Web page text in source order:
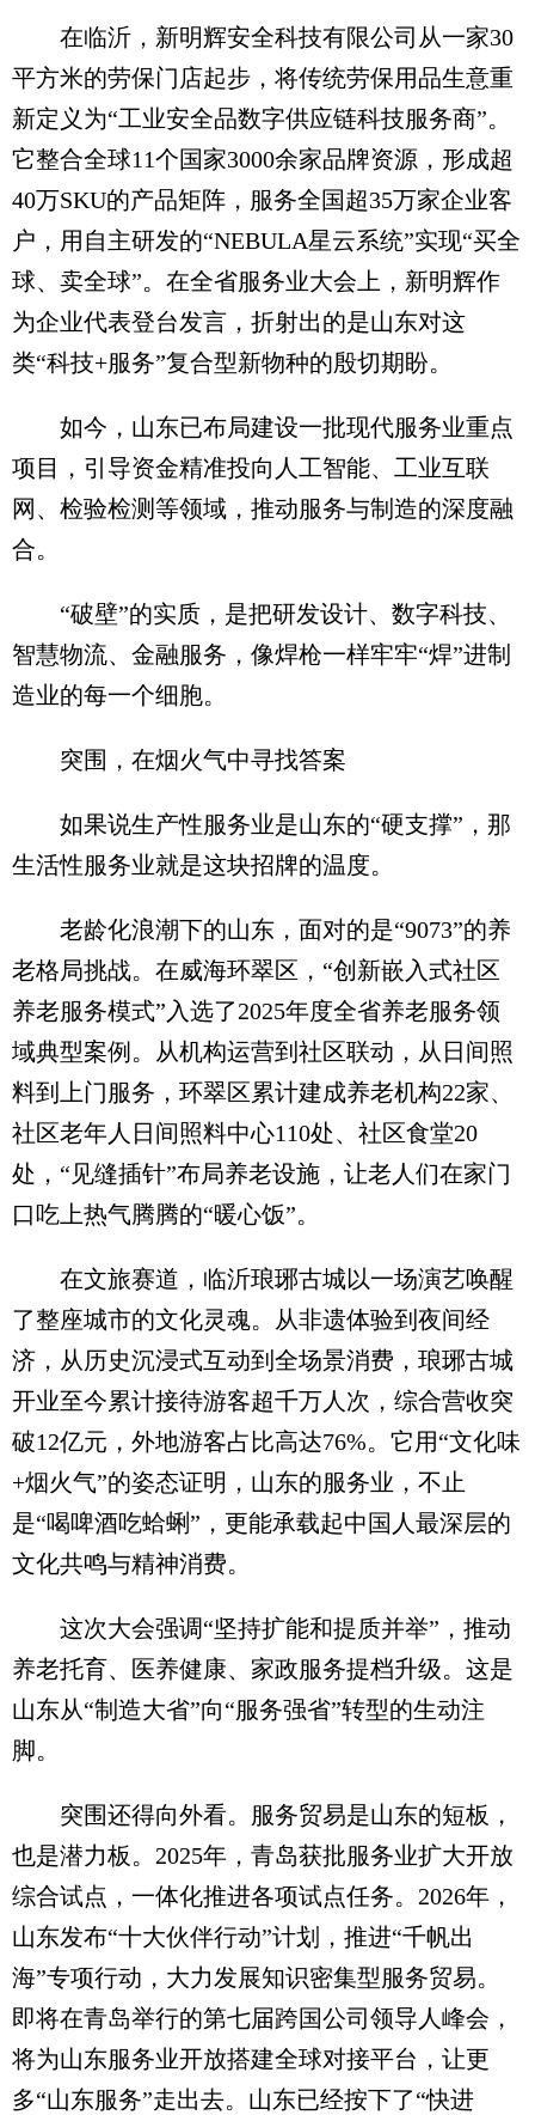
在临沂，新明辉安全科技有限公司从一家30
平方米的劳保门店起步，将传统劳保用品生意重
新定义为“工业安全品数字供应链科技服务商”。
它整合全球11个国家3000余家品牌资源，形成超
40万SKU的产品矩阵，服务全国超35万家企业客
户，用自主研发的“NEBULA星云系统”实现“买全
球、卖全球”。在全省服务业大会上，新明辉作
为企业代表登台发言，折射出的是山东对这
类“科技+服务”复合型新物种的殷切期盼。
如今，山东已布局建设一批现代服务业重点
项目，引导资金精准投向人工智能、工业互联
网、检验检测等领域，推动服务与制造的深度融
合。
“破壁”的实质，是把研发设计、数字科技、
智慧物流、金融服务，像焊枪一样牢牢“焊”进制
造业的每一个细胞。
突围，在烟火气中寻找答案
如果说生产性服务业是山东的“硬支撑”，那
生活性服务业就是这块招牌的温度。
老龄化浪潮下的山东，面对的是“9073”的养
老格局挑战。在威海环翠区，“创新嵌入式社区
养老服务模式”入选了2025年度全省养老服务领
域典型案例。从机构运营到社区联动，从日间照
料到上门服务，环翠区累计建成养老机构22家、
社区老年人日间照料中心110处、社区食堂20
处，“见缝插针”布局养老设施，让老人们在家门
口吃上热气腾腾的“暖心饭”。
在文旅赛道，临沂琅琊古城以一场演艺唤醒
了整座城市的文化灵魂。从非遗体验到夜间经
济，从历史沉浸式互动到全场景消费，琅琊古城
开业至今累计接待游客超千万人次，综合营收突
破12亿元，外地游客占比高达76%。它用“文化味
+烟火气”的姿态证明，山东的服务业，不止
是“喝啤酒吃蛤蜊”，更能承载起中国人最深层的
文化共鸣与精神消费。
这次大会强调“坚持扩能和提质并举”，推动
养老托育、医养健康、家政服务提档升级。这是
山东从“制造大省”向“服务强省”转型的生动注
脚。
突围还得向外看。服务贸易是山东的短板，
也是潜力板。2025年，青岛获批服务业扩大开放
综合试点，一体化推进各项试点任务。2026年，
山东发布“十大伙伴行动”计划，推进“千帆出
海”专项行动，大力发展知识密集型服务贸易。
即将在青岛举行的第七届跨国公司领导人峰会，
将为山东服务业开放搭建全球对接平台，让更
多“山东服务”走出去。山东已经按下了“快进